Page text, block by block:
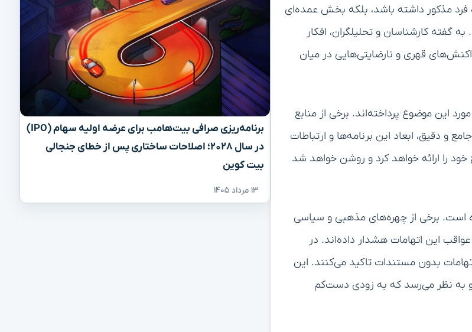
برنامه‌ریزی صرافی بیت‌هامب برای عرضه اولیه سهام (IPO)
در سال ۲۰۲۸؛ اصلاحات ساختاری پس از خطای جنجالی
بیت کوین
۱۳ مرداد ۱۴۰۵
فرد مذکور داشته باشد، بلکه بخش عمده‌ای
گفته کارشناسان و تحلیلگران، افکار
قهری و نارضایتی‌هایی در میان
این موضوع پرداخته‌اند. برخی از منابع
و دقیق، ابعاد این برنامه‌ها و ارتباطات
را ارائه خواهد کرد و روشن خواهد شد
است. برخی از چهره‌های مذهبی و سیاسی
این اتهامات هشدار داده‌اند. در
بدون مستندات تاکید می‌کنند. این
به نظر می‌رسد که به زودی دست‌کم